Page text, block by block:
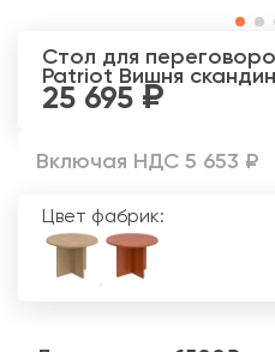
Стол для
Patriot Вишня
25 695
Включая НДС 5 653 ₽
Цвет фабрик: